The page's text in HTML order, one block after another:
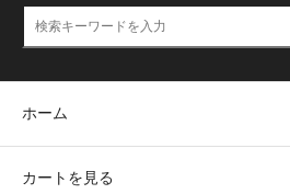
ホーム
カートを見る